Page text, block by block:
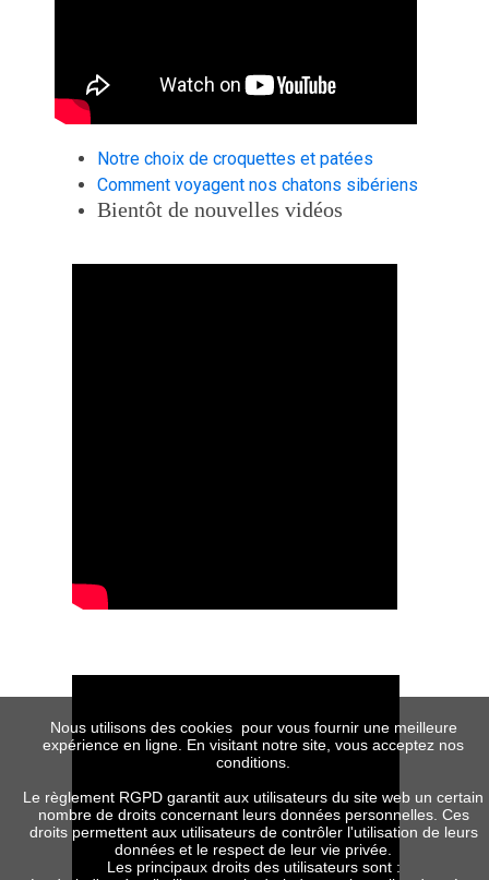
Notre choix de croquettes et patées
Comment voyagent nos chatons sibériens
Bientôt de nouvelles vidéos
Nous utilisons des cookies pour vous fournir une meilleure
expérience en ligne. En visitant notre site, vous acceptez nos
conditions.
Le règlement RGPD garantit aux utilisateurs du site web un certain
nombre de droits concernant leurs données personnelles. Ces
droits permettent aux utilisateurs de contrôler l'utilisation de leurs
données et le respect de leur vie privée.
Les principaux droits des utilisateurs sont :